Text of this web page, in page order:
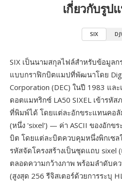
เกี่ยวกับรูป
SIX
SIX เป็นนามสกุลไฟล์สำหรับข้อมูลก
แบบกราฟิกบิตแมปที่พัฒนาโดย
Corporation (DEC) ในปี 1983 แล
ดอตแมทริกซ์ LA50 SIXEL เข้ารหัส
ที่พิมพ์ได้ โดยแต่ละอักขระแทนคอ
(หนึ่ง 'sixel') — ค่า ASCII ของอักข
บิต โดยแต่ละบิตควบคุมหนึ่งพิกเซล
รหัสจัดโครงสร้างเป็นชุดแถบ sixel
ตลอดความกว้างภาพ พร้อมลำดับค
(สูงสุด 256 รีจิสเตอร์ด้วยการระบุ